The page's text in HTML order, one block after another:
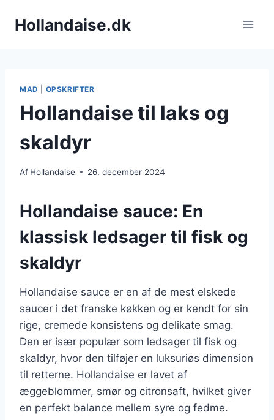
Hollandaise.dk
MAD OPSKRIFTER
Hollandaise til laks og
skaldyr
Af Hollandaise 26. december 2024
Hollandaise sauce: En
klassisk ledsager til fisk og
skaldyr
Hollandaise sauce er en af de mest elskede
saucer i det franske køkken og er kendt for sin
rige, cremede konsistens og delikate smag.
Den er især populær som ledsager til fisk og
skaldyr, hvor den tilføjer en luksuriøs dimension
til retterne. Hollandaise er lavet af
æggeblommer, smør og citronsaft, hvilket giver
en perfekt balance mellem syre og fedme.